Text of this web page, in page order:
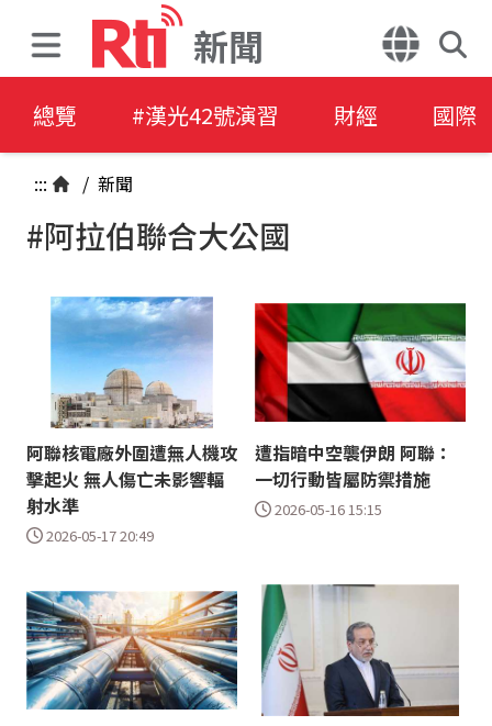
新聞
總覽 #漢光42號演習 財經 國際
::: / 新聞
#阿拉伯聯合大公國
阿聯核電廠外圍遭無人機攻
擊起火 無人傷亡未影響輻
射水準
2026-05-17 20:49
遭指暗中空襲伊朗 阿聯：
一切行動皆屬防禦措施
2026-05-16 15:15